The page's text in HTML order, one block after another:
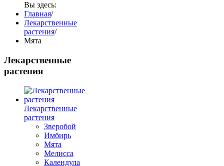
Вы здесь:
Главная/
Лекарственные
растения/
Мята
Лекарственные
растения
Лекарственные
растения
Зверобой
Имбирь
Мята
Мелисса
Календула